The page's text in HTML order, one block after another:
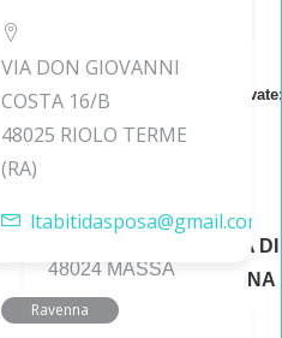
VIA DON GIOVANNI
COSTA 16/B
48025 RIOLO TERME
(RA)
ltabitidasposa@gmail.com
Ravenna